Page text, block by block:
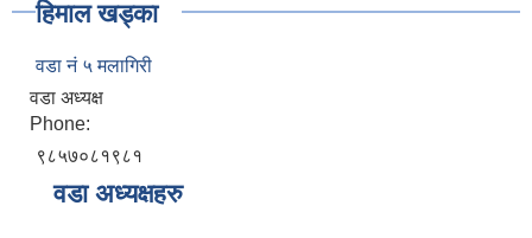
हिमाल खड्का
वडा नं ५ मलागिरी
वडा अध्यक्ष
Phone:
९८५७०८१९८१
वडा अध्यक्षहरु